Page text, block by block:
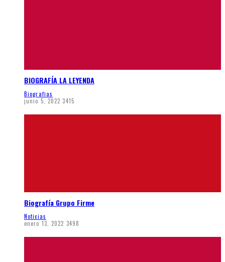
BIOGRAFÍA LA LEYENDA
Biografias
junio 5, 2022 3415
Biografía Grupo Firme
Noticias
enero 13, 2022 3498